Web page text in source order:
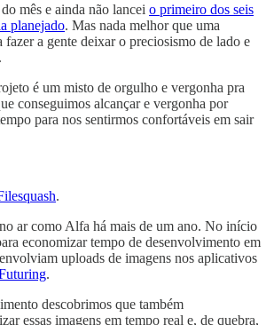
mês e ainda não lancei o primeiro dos seis
planejado. Mas nada melhor que uma
fazer a gente deixar o preciosismo de lado e
é um misto de orgulho e vergonha pra
conseguimos alcançar e vergonha por
para nos sentirmos confortáveis em sair
.
ar como Alfa há mais de um ano. No início
economizar tempo de desenvolvimento em
uploads de imagens nos aplicativos
.
descobrimos que também
essas imagens em tempo real e, de quebra,